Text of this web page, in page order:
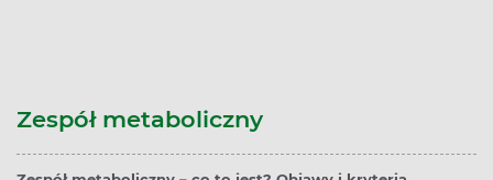
Zespół metaboliczny